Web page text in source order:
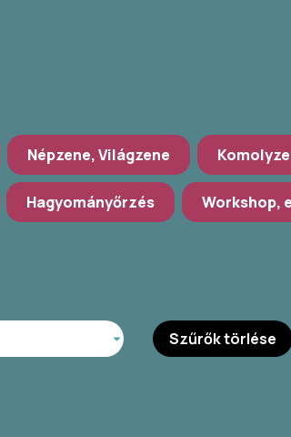
Népzene, Világzene
Hagyományőrzés Workshop,
Szűrők törlése